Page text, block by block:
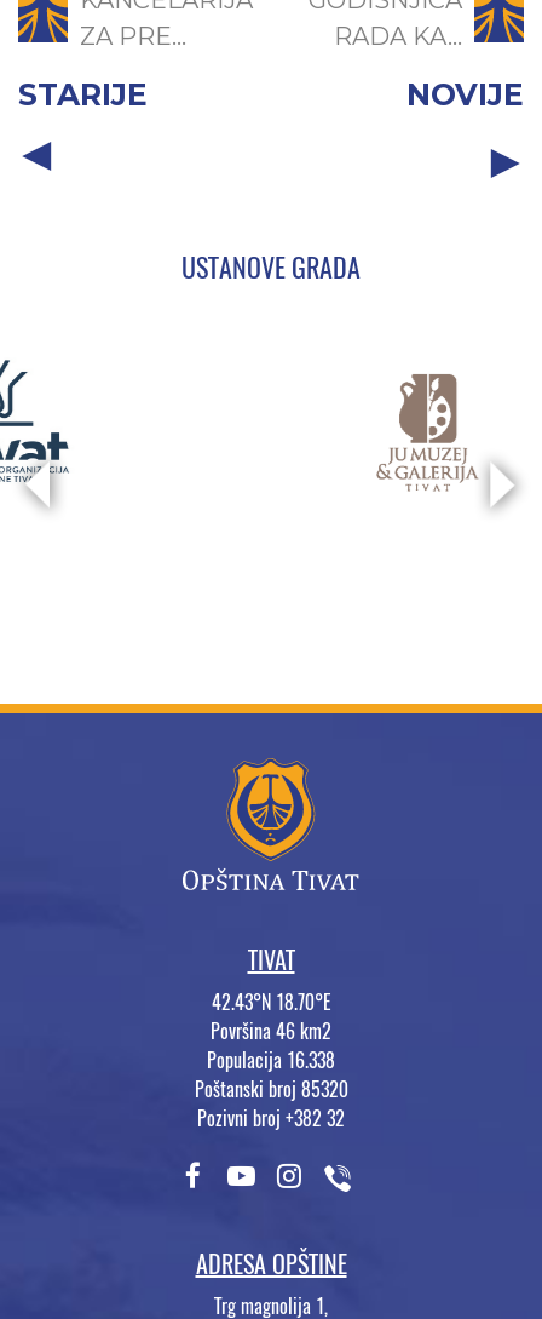
ZA PRE...
STARIJE
RADA KA...
NOVIJE
USTANOVE GRADA
TIVAT
42.43°N 18.70°E
Površina 46 km2
Populacija 16.338
Poštanski broj 85320
Pozivni broj +382 32
ADRESA OPŠTINE
Trg magnolija 1,